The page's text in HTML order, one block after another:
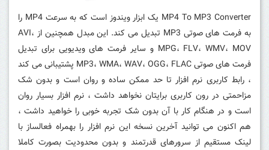
MP4 To MP3 Converter یک ابزار ویندوز است که به سرعت MP4 را
به فرمت های صوتی MP3 تبدیل می کند.
این مبدل همچنین از AVI،
MPG، FLV، WMV، MOV و سایر فرمت های ویدیویی برای تبدیل
فرمت های صوتی MP3، WMA، WAV، OGG، FLAC پشتیبانی می کند
، رابط کاربری نرم افزار تا حد ممکن ساده و روان است و بدون شک
مزاحمتی در رون کاربری برایتان نخواهد داشت ، نرم افزار بسیار روان
است و در هنگام کار با آن بدون شک تجربه خوبی را خواهید داشت ،
هم اکنون می توانید آخرین نسخه این نرم افزار را بهمراه فعالساز با
لینک مستقیم از سرورهای قدرتمند و بدون محدودیت بصورت کاملا